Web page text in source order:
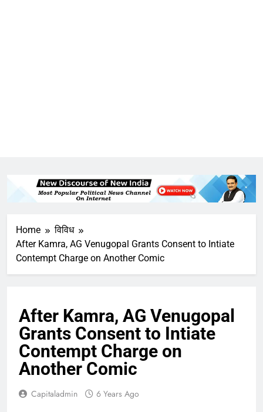
Home
विविध
After Kamra, AG Venugopal Grants Consent to Intiate
Contempt Charge on Another Comic
After Kamra, AG Venugopal
Grants Consent to Intiate
Contempt Charge on
Another Comic
Capitaladmin 6 Years Ago